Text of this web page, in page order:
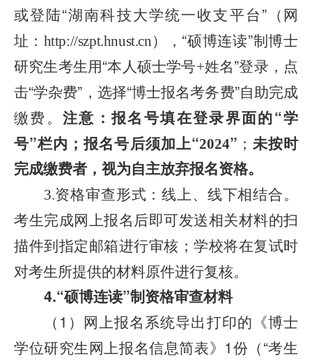
或登陆“湖南科技大学统一收支平台”（网
址： http://szpt.hnust.cn）， “硕博连读”制博士
研究生考生用“本人硕士学号+姓名”登录，点
击“学杂费”，选择“博士报名考务费”自助完成
缴费。注意：报名号填在登录界面的“学
号”栏内；报名号后须加上“2024” ； 未按时
完成缴费者，视为自主放弃报名资格。
3.资格审查形式：线上、线下相结合。
考生完成网上报名后即可发送相关材料的扫
描件到指定邮箱进行审核；学校将在复试时
对考生所提供的材料原件进行复核。
4.“硕博连读”制资格审查材料
（1）网上报名系统导出打印的《博士
学位研究生网上报名信息简表》1份（“考生